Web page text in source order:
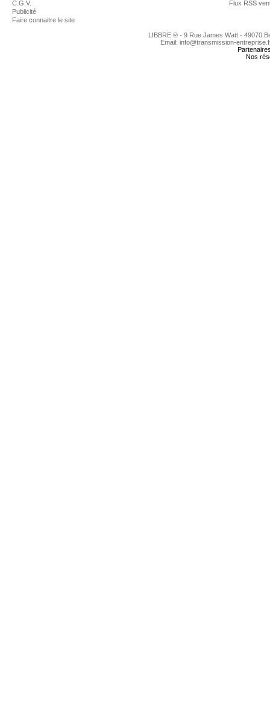
C.G.V.
Publicité
Faire connaitre le site
Flux RSS
LIBBRE ® - 9 Rue James Watt - 49070
Email: info@transmission-
Nos